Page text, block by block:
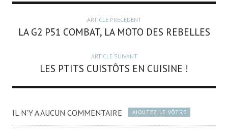
ARTICLE PRÉCÉDENT
LA G2 P51 COMBAT, LA MOTO DES REBELLES
ARTICLE SUIVANT
LES PTITS CUISTÔTS EN CUISINE !
IL N'Y A AUCUN COMMENTAIRE AJOUTEZ LE VÔTRE